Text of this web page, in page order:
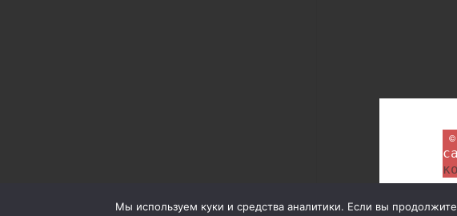
© Вкладер 2014-2026. Цитирование разрешается с гиперссылкой на
Мы используем куки и средства аналитики. Если вы продолжите